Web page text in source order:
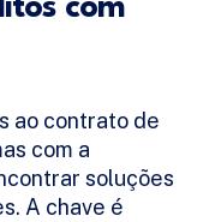
com
ao contrato de
com a
soluções
A chave é